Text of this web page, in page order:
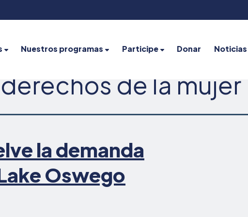
Nuestros programas Participe Donar Noticias
derechos de la mujer
la demanda
Oswego